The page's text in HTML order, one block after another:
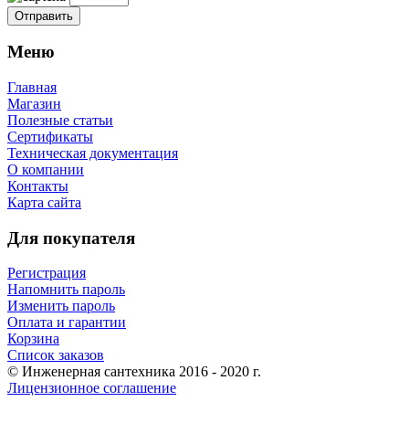
Меню
Главная
Магазин
Полезные статьи
Сертификаты
Техническая документация
О компании
Контакты
Карта сайта
Для покупателя
Регистрация
Напомнить пароль
Изменить пароль
Оплата и гарантии
Корзина
Список заказов
© Инженерная сантехника 2016 - 2020 г.
Лицензионное соглашение